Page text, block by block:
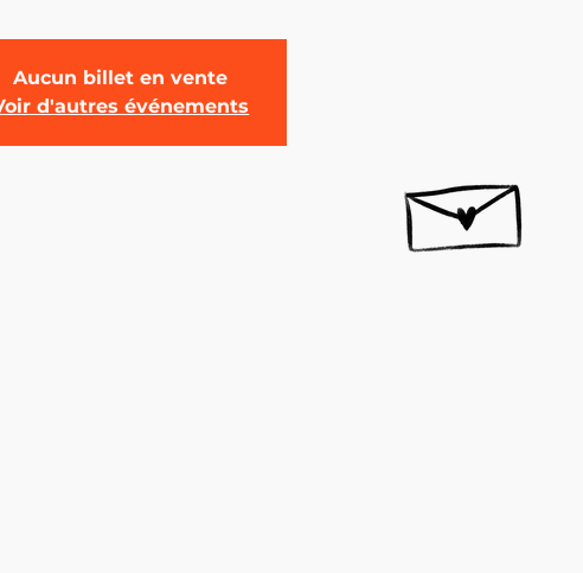
Aucun billet en vente
d'autres événements